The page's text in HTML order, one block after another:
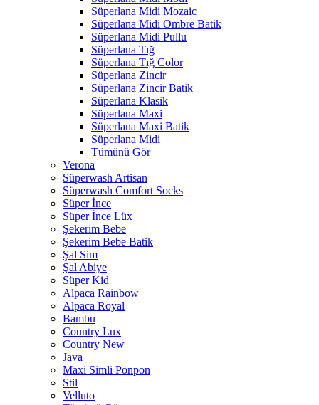
Süperlana Midi Mozaic
Süperlana Midi Ombre Batik
Süperlana Midi Pullu
Süperlana Tığ
Süperlana Tığ Color
Süperlana Zincir
Süperlana Zincir Batik
Süperlana Klasik
Süperlana Maxi
Süperlana Maxi Batik
Süperlana Midi
Tümünü Gör
Verona
Süperwash Artisan
Süperwash Comfort Socks
Süper İnce
Süper İnce Lüx
Şekerim Bebe
Şekerim Bebe Batik
Şal Sim
Şal Abiye
Süper Kid
Alpaca Rainbow
Alpaca Royal
Bambu
Country Lux
Country New
Java
Maxi Simli Ponpon
Stil
Velluto